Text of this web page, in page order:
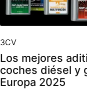
3CV
Los mejores
coches diésel y
Europa 2025